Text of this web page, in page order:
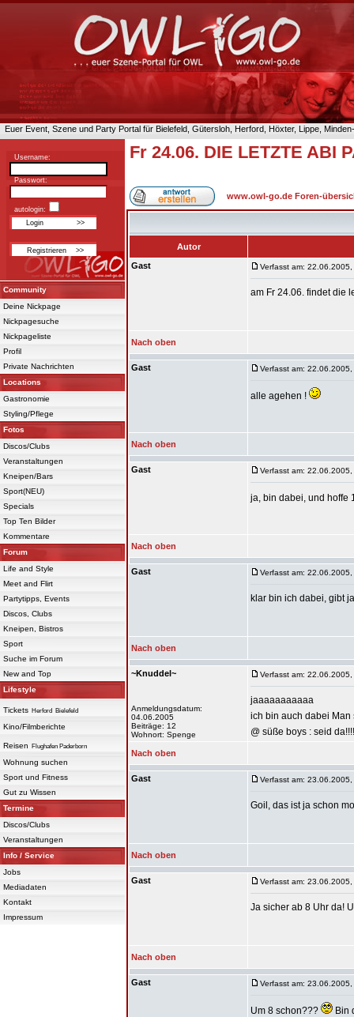
Euer Event, Szene und Party Portal für Bielefeld, Gütersloh, Herford, Höxter, Lippe,
Username:
Passwort:
autologin:
Community
Deine Nickpage
Nickpagesuche
Nickpageliste
Profil
Private Nachrichten
Locations
Gastronomie
Styling/Pflege
Fotos
Discos/Clubs
Veranstaltungen
Kneipen/Bars
Sport(NEU)
Specials
Top Ten Bilder
Kommentare
Forum
Life and Style
Meet and Flirt
Partytipps, Events
Discos, Clubs
Kneipen, Bistros
Sport
Suche im Forum
New and Top
Lifestyle
Tickets Herford Bielefeld
Kino/Filmberichte
Reisen Flughafen Paderborn
Wohnung suchen
Sport und Fitness
Gut zu Wissen
Termine
Discos/Clubs
Veranstaltungen
Info / Service
Jobs
Mediadaten
Kontakt
Impressum
Fr 24.06. DIE LETZTE ABI
www.owl-go.de Foren-
Autor
Gast
Verfasst am:
am Fr 24.06. findet die
Nach oben
Gast Verfasst am:
alle agehen !
Nach oben
Gast Verfasst am:
ja, bin dabei, und hoffe
Nach oben
Gast Verfasst am:
klar bin ich dabei, gibt
Nach oben
~Knuddel~
Anmeldungsdatum:
04.06.2005
Beiträge: 12
Wohnort: Spenge
Verfasst am:
jaaaaaaaaaaa
ich bin auch dabei
@ süße boys : seid
Nach oben
Gast Verfasst am: 23.06.2005,
Goil, das ist ja schon
Nach oben
Gast Verfasst am:
Ja sicher ab 8 Uhr da!
Nach oben
Gast Verfasst am:
Um 8 schon??? Bin